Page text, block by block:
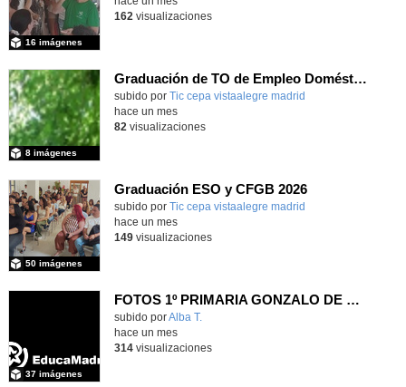
16 imágenes
162 visualizaciones
Graduación de TO de Empleo Doméstico
subido por Tic cepa vistaalegre madrid
8 imágenes
hace un mes
82 visualizaciones
Graduación ESO y CFGB 2026
subido por Tic cepa vistaalegre madrid
50 imágenes
hace un mes
149visualizaciones
FOTOS 1º PRIMARIA GONZALO DE BERCEO
subido porAlba T.
37 imágenes
hace un mes
314visualizaciones